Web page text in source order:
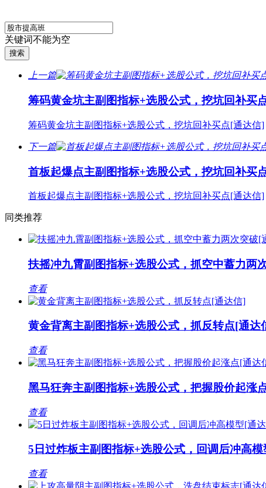
关键词不能为空
上一篇
筹码黄金坑主副图指标+选股公式，挖坑回补买
筹码黄金坑主副图指标+选股公式，挖坑回补买点[通达信]
下一篇
首板起爆点主副图指标+选股公式，挖坑回补买
首板起爆点主副图指标+选股公式，挖坑回补买点[通达信]
同类推荐
扶摇冲九霄副图指标+选股公式，抓空中蓄力两
查看
黄金背离主副图指标+选股公式，抓反转点[通达
查看
黑马狂奔主副图指标+选股公式，把握股价起涨
查看
5日过炸板主副图指标+选股公式，回调后冲高
查看